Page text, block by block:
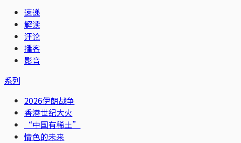
速递
解读
评论
播客
影音
系列
2026伊朗战争
香港世纪大火
“中国有稀土”
情色的未来